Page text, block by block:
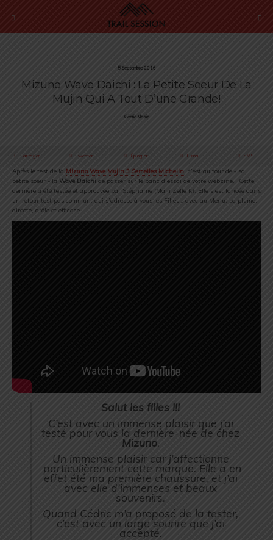
5 Septembre 2016
Mizuno Wave Daichi : La Petite Soeur De La
Mujin Qui A Tout D’une Grande!
Cédric Masip
Partager Tweeter Épingler E-mail SMS
Après le test de la Mizuno Wave Mujin 3 Semelles Michelin, c’est au tour de « sa
petite soeur » la Wave Daichi de passer sur le banc d’essai de votre webzine… Cette
dernière a été testée et approuvée par Stéphanie (Mam Zelle K). Elle s’est lancée dans
un retour test pas commun, qui s’adresse à vous les Filles… avec au Menu: sa plume,
directe, drôle et efficace…
Salut les filles !!!
C’est avec un immense plaisir que j’ai
testé pour vous la dernière-née de chez
Mizuno.
Un immense plaisir car j’affectionne
particulièrement cette marque. Elle a en
effet été ma première chaussure, et j’ai
avec elle d’immenses et beaux
souvenirs.
Quand Cédric m’a proposé de la tester,
c’est avec un large sourire que j’ai
accepté.